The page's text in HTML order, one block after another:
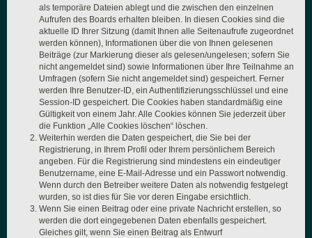
als temporäre Dateien ablegt und die zwischen den einzelnen
Aufrufen des Boards erhalten bleiben. In diesen Cookies sind die
aktuelle ID Ihrer Sitzung (damit Ihnen alle Seitenaufrufe zugeordnet
werden können), Informationen über die von Ihnen gelesenen
Beiträge (zur Markierung dieser als gelesen/ungelesen; sofern Sie
nicht angemeldet sind) sowie Informationen über Ihre Teilnahme an
Umfragen (sofern Sie nicht angemeldet sind) gespeichert. Ferner
werden Ihre Benutzer-ID, ein Authentifizierungsschlüssel und eine
Session-ID gespeichert. Die Cookies haben standardmäßig eine
Gültigkeit von einem Jahr. Alle Cookies können Sie jederzeit über
die Funktion „Alle Cookies löschen“ löschen.
Weiterhin werden die Daten gespeichert, die Sie bei der
Registrierung, in Ihrem Profil oder Ihrem persönlichem Bereich
angeben. Für die Registrierung sind mindestens ein eindeutiger
Benutzername, eine E-Mail-Adresse und ein Passwort notwendig.
Wenn durch den Betreiber weitere Daten als notwendig festgelegt
wurden, so ist dies für Sie vor deren Eingabe ersichtlich.
Wenn Sie einen Beitrag oder eine private Nachricht erstellen, so
werden die dort eingegebenen Daten ebenfalls gespeichert.
Gleiches gilt, wenn Sie einen Beitrag als Entwurf